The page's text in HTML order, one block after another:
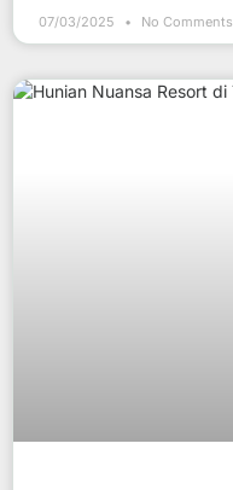
07/03/2025 No Comments